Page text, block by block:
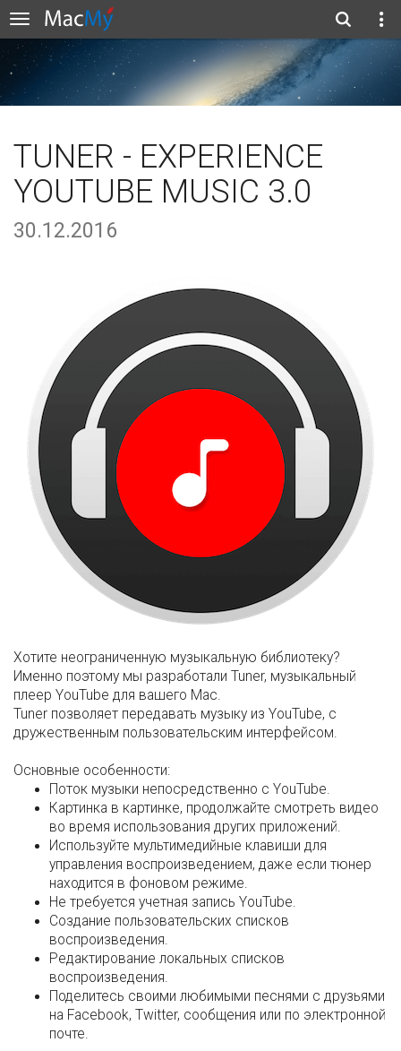
TUNER - EXPERIENCE
YOUTUBE MUSIC 3.0
30.12.2016
Хотите неограниченную музыкальную библиотеку?
Именно поэтому мы разработали Tuner, музыкальный
плеер YouTube для вашего Mac.
Tuner позволяет передавать музыку из YouTube, с
дружественным пользовательским интерфейсом.
Основные особенности:
Поток музыки непосредственно с YouTube.
Картинка в картинке, продолжайте смотреть видео
во время использования других приложений.
Используйте мультимедийные клавиши для
управления воспроизведением, даже если тюнер
находится в фоновом режиме.
Не требуется учетная запись YouTube.
Создание пользовательских списков
воспроизведения.
Редактирование локальных списков
воспроизведения.
Поделитесь своими любимыми песнями с друзьями
на Facebook, Twitter, сообщения или по электронной
почте.